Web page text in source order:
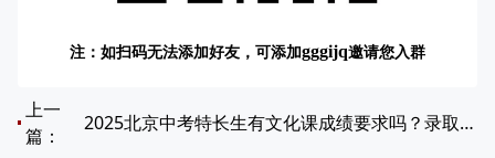
注：如扫码无法添加好友，可添加gggijq邀请您入群
上一
篇：
2025北京中考特长生有文化课成绩要求吗？录取比例是多少？